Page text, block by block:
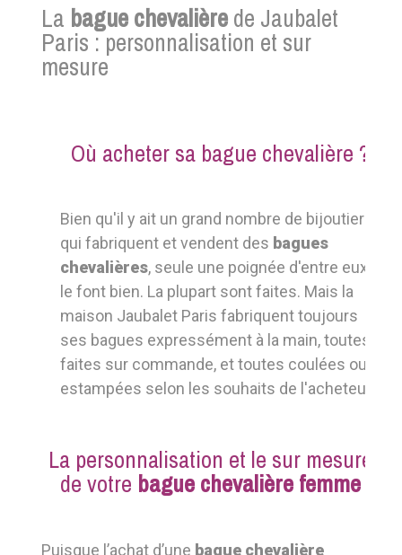
La bague chevalièrede Jaubalet
Paris : personnalisation et sur
mesure
Où acheter sa bague chevalière ?
Bien qu'il y ait un grand nombre de bijoutiers
qui fabriquent et vendent des bagues
chevalières, seule une poignée d'entre eux
le font bien. La plupart sont faites. Mais la
maison Jaubalet Paris fabriquent toujours
ses bagues expressément à la main, toutes
faites sur commande, et toutes coulées ou
estampées selon les souhaits de l'acheteur.
La personnalisation et le sur mesure
de votre bague chevalière femme
Puisque l’achat d’une bague chevalière